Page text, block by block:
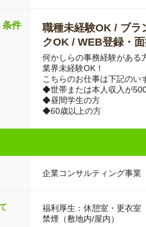
条件
職種未経験OK / ブラ
クOK / WEB登録・
何かしらの事務経験がある
業界未経験OK！
こちらのお仕事は下記のい
◆世帯または本人収入が
◆昼間学生の方
◆60歳以上の方
企業コンサルティング事業
福利厚生：休憩室・更衣室
禁煙（敷地内/屋内）